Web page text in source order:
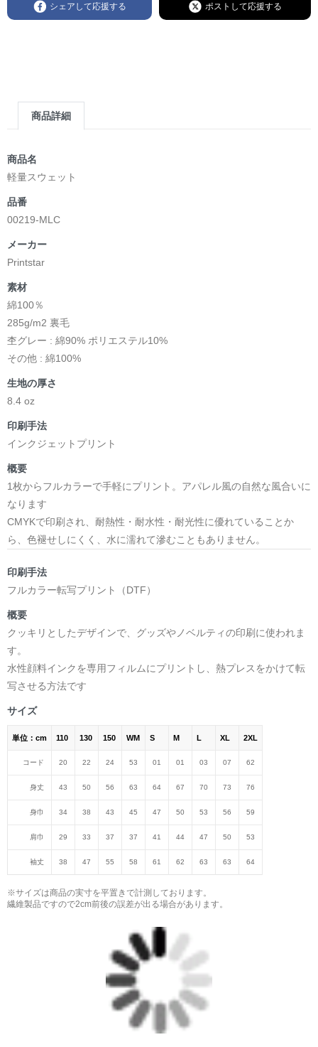
シェアして応援する ポストして応援する
商品詳細
商品名
軽量スウェット
品番
00219-MLC
メーカー
Printstar
素材
綿100％
285g/m2 裏毛
杢グレー : 綿90% ポリエステル10%
その他 : 綿100%
生地の厚さ
8.4 oz
印刷手法
インクジェットプリント
概要
1枚からフルカラーで手軽にプリント。アパレル風の自然な風合いに
なります
CMYKで印刷され、耐熱性・耐水性・耐光性に優れていることか
ら、色褪せしにくく、水に濡れて滲むこともありません。
印刷手法
フルカラー転写プリント（DTF）
概要
クッキリとしたデザインで、グッズやノベルティの印刷に使われま
す。
水性顔料インクを専用フィルムにプリントし、熱プレスをかけて転
写させる方法です
サイズ
単位：cm 110 130 150 WM S M L XL 2XL
コード 20 22 24 53 01 01 03 07 62
身丈 43 50 56 63 64 67 70 73 76
身巾 34 38 43 45 47 50 53 56 59
肩巾 29 33 37 37 41 44 47 50 53
袖丈 38 47 55 58 61 62 63 63 64
※サイズは商品の実寸を平置きで計測しております。
繊維製品ですので2cm前後の誤差が出る場合があります。